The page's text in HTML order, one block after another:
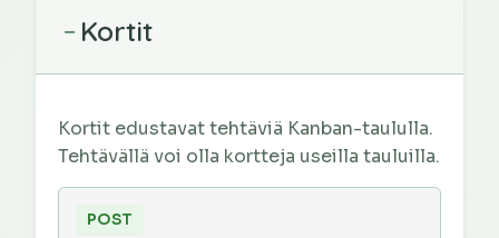
− Kortit
Kortit edustavat tehtäviä Kanban-taululla.
Tehtävällä voi olla kortteja useilla tauluilla.
POST